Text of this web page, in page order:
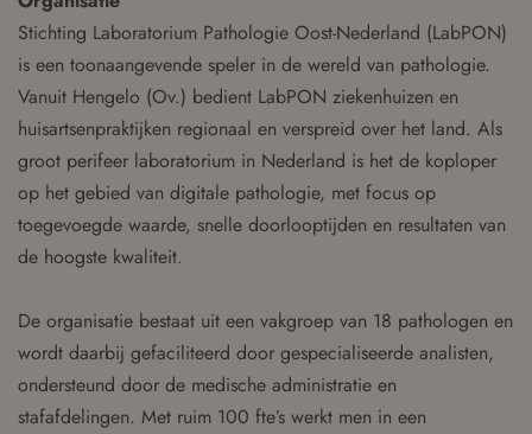
Stichting Laboratorium Pathologie Oost-Nederland (LabPON)
is een toonaangevende speler in de wereld van pathologie.
Vanuit Hengelo (Ov.) bedient LabPON ziekenhuizen en
huisartsenpraktijken regionaal en verspreid over het land. Als
groot perifeer laboratorium in Nederland is het de koploper
op het gebied van digitale pathologie, met focus op
toegevoegde waarde, snelle doorlooptijden en resultaten van
de hoogste kwaliteit.
De organisatie bestaat uit een vakgroep van 18 pathologen en
wordt daarbij gefaciliteerd door gespecialiseerde analisten,
ondersteund door de medische administratie en
stafafdelingen. Met ruim 100 fte’s werkt men in een